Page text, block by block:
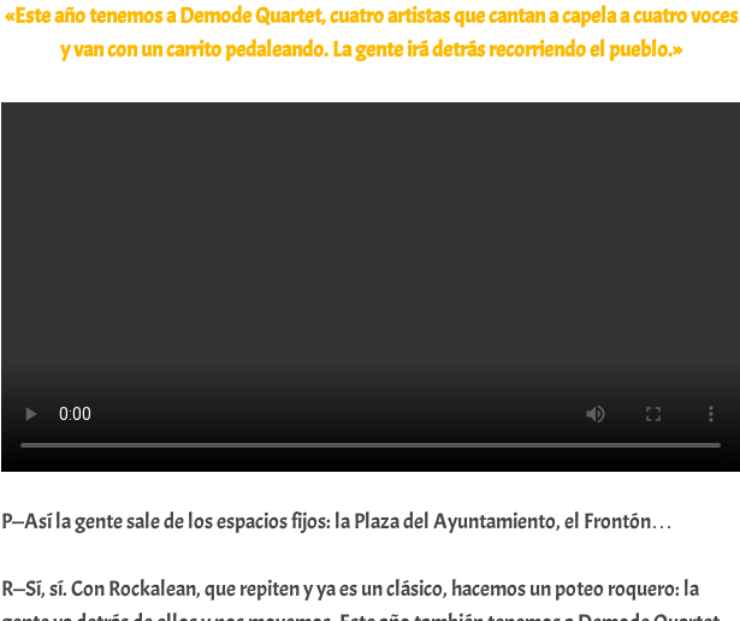
«Este año tenemos a Demode Quartet, cuatro artistas que cantan a capela a cuatro voces
y van con un carrito pedaleando. La gente irá detrás recorriendo el pueblo.»
P—Así la gente sale de los espacios fijos: la Plaza del Ayuntamiento, el Frontón…
R—Sí, sí. Con Rockalean, que repiten y ya es un clásico, hacemos un poteo roquero: la